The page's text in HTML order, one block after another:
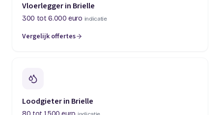
Vloerlegger in Brielle
300 tot 6.000 euro indicatie
Vergelijk offertes
Loodgieter in Brielle